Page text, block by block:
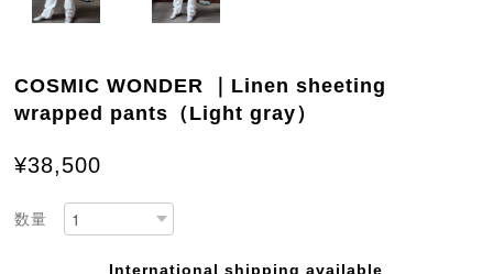
COSMIC WONDER ｜Linen sheeting
wrapped pants（Light gray）
¥38,500
数量
International shipping available